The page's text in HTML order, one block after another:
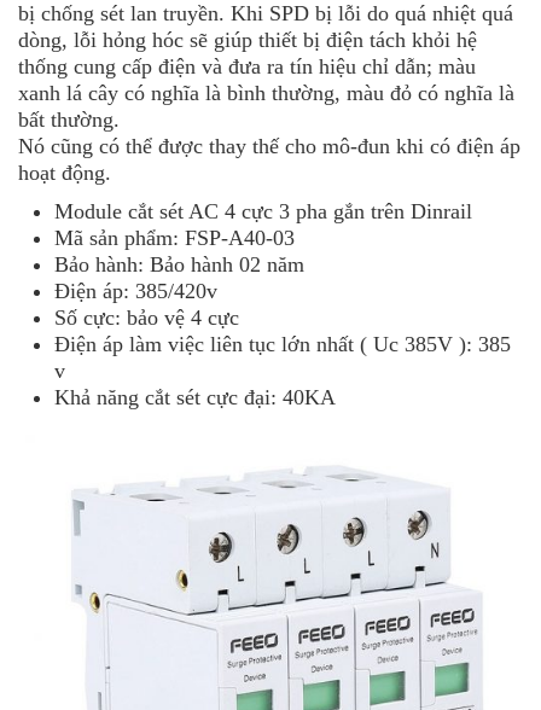
bị chống sét lan truyền. Khi SPD bị lỗi do quá nhiệt quá
dòng, lỗi hỏng hóc sẽ giúp thiết bị điện tách khỏi hệ
thống cung cấp điện và đưa ra tín hiệu chỉ dẫn; màu
xanh lá cây có nghĩa là bình thường, màu đỏ có nghĩa là
bất thường.
Nó cũng có thể được thay thế cho mô-đun khi có điện áp
hoạt động.
Module cắt sét AC 4 cực 3 pha gắn trên Dinrail
Mã sản phẩm: FSP-A40-03
Bảo hành: Bảo hành 02 năm
Điện áp: 385/420v
Số cực: bảo vệ 4 cực
Điện áp làm việc liên tục lớn nhất ( Uc 385V ): 385
v
Khả năng cắt sét cực đại: 40KA